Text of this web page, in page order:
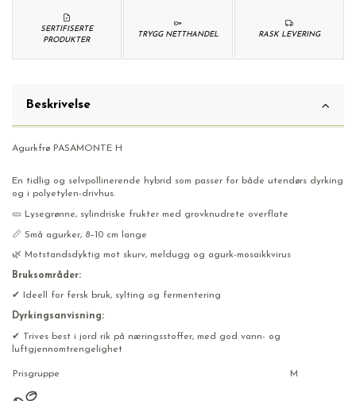
RASK LEVERING
TRYGG NETTHANDEL
SERTIFISERTE
PRODUKTER
Beskrivelse
Agurkfrø PASAMONTE H
En tidlig og selvpollinerende hybrid som passer for både utendørs dyrking
og i polyetylen-drivhus.
🥒 Lysegrønne, sylindriske frukter med grovknudrete overflate
📏 Små agurker, 8–10 cm lange
🌿 Motstandsdyktig mot skurv, meldugg og agurk-mosaikkvirus
Bruksområder:
✔ Ideell for fersk bruk, sylting og fermentering
Dyrkingsanvisning:
✔ Trives best i jord rik på næringsstoffer, med god vann- og
luftgjennomtrengelighet
Prisgruppe M